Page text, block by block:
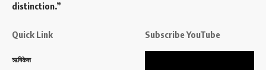
distinction.”
Quick Link
ऋषिकेश
Subscribe YouTube